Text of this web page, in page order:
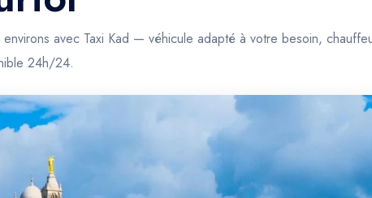
avec Taxi Kad — véhicule adapté à votre besoin,
24h/24.